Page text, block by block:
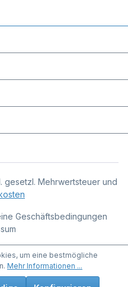
gesetzl. Mehrwertsteuer und
Geschäftsbedingungen
um eine bestmögliche
Mehr Informationen ...